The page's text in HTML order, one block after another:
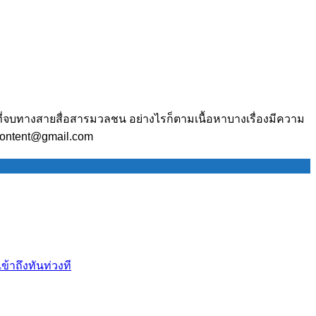
ทางสายสื่อสารมวลชน อย่างไรก็ตามเนื้อหาบางเรื่องมีความ
ข้าถึงทันท่วงที